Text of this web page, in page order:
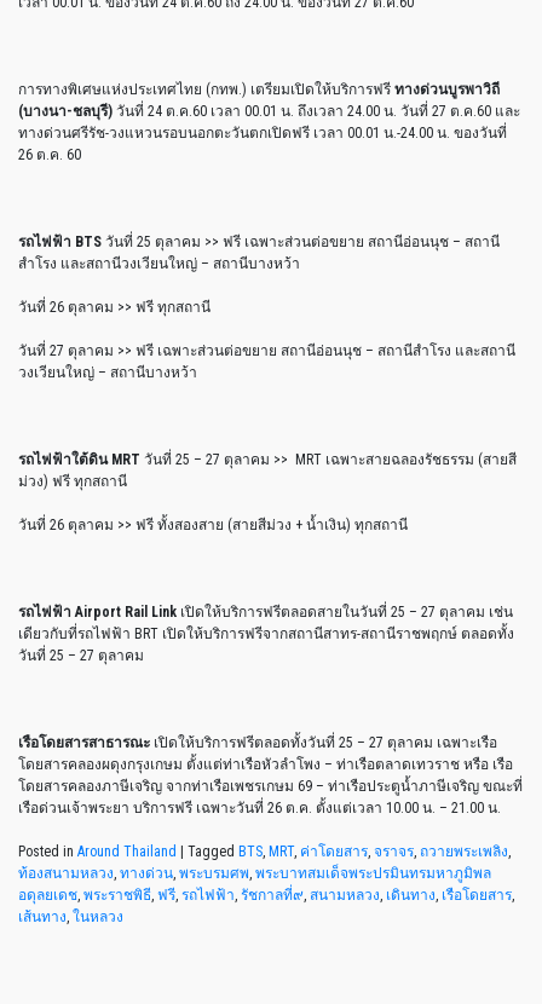
การทางพิเศษแห่งประเทศไทย (กทพ.) เตรียมเปิดให้บริการฟรี ทางด่วนบูรพาวิถี
(บางนา-ชลบุรี) วันที่ 24 ต.ค.60 เวลา 00.01 น. ถึงเวลา 24.00 น. วันที่ 27 ต.ค.60 และ
ทางด่วนศรีรัช-วงแหวนรอบนอกตะวันตกเปิดฟรี เวลา 00.01 น.-24.00 น. ของวันที่
26 ต.ค. 60
รถไฟฟ้า BTS วันที่ 25 ตุลาคม >> ฟรี เฉพาะส่วนต่อขยาย สถานีอ่อนนุช – สถานี
สำโรง และสถานีวงเวียนใหญ่ – สถานีบางหว้า
วันที่ 26 ตุลาคม >> ฟรี ทุกสถานี
วันที่ 27 ตุลาคม >> ฟรี เฉพาะส่วนต่อขยาย สถานีอ่อนนุช – สถานีสำโรง และสถานี
วงเวียนใหญ่ – สถานีบางหว้า
รถไฟฟ้าใต้ดิน MRT วันที่ 25 – 27 ตุลาคม >> MRT เฉพาะสายฉลองรัชธรรม (สายสี
ม่วง) ฟรี ทุกสถานี
วันที่ 26 ตุลาคม >> ฟรี ทั้งสองสาย (สายสีม่วง + น้ำเงิน) ทุกสถานี
รถไฟฟ้า Airport Rail Link เปิดให้บริการฟรีตลอดสายในวันที่ 25 – 27 ตุลาคม เช่น
เดียวกับที่รถไฟฟ้า BRT เปิดให้บริการฟรีจากสถานีสาทร-สถานีราชพฤกษ์ ตลอดทั้ง
วันที่ 25 – 27 ตุลาคม
เรือโดยสารสาธารณะ เปิดให้บริการฟรีตลอดทั้งวันที่ 25 – 27 ตุลาคม เฉพาะเรือ
โดยสารคลองผดุงกรุงเกษม ตั้งแต่ท่าเรือหัวลำโพง – ท่าเรือตลาดเทวราช หรือ เรือ
โดยสารคลองภาษีเจริญ จากท่าเรือเพชรเกษม 69 – ท่าเรือประตูน้ำภาษีเจริญ ขณะที่
เรือด่วนเจ้าพระยา บริการฟรี เฉพาะวันที่ 26 ต.ค. ตั้งแต่เวลา 10.00 น. – 21.00 น.
Posted in Around Thailand | Tagged BTS MRT, ค่าโดยสาร จราจร ถวายพระเพลิง
ท้องสนามหลวง ทางด่วน พระบรมศพ พระบาทสมเด็จพระปรมินทรมหาภูมิพล
อดุลยเดช พระราชพิธี ฟรี รถไฟฟ้า รัชกาลที่๙ สนามหลวง เดินทาง เรือโดยสาร
เส้นทาง ในหลวง